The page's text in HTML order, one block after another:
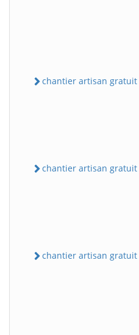
chantier artisan gratuit
chantier artisan gratuit
chantier artisan gratuit